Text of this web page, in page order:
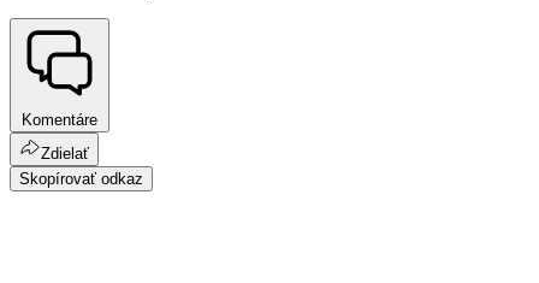
Komentáre
Zdielať
Skopírovať odkaz